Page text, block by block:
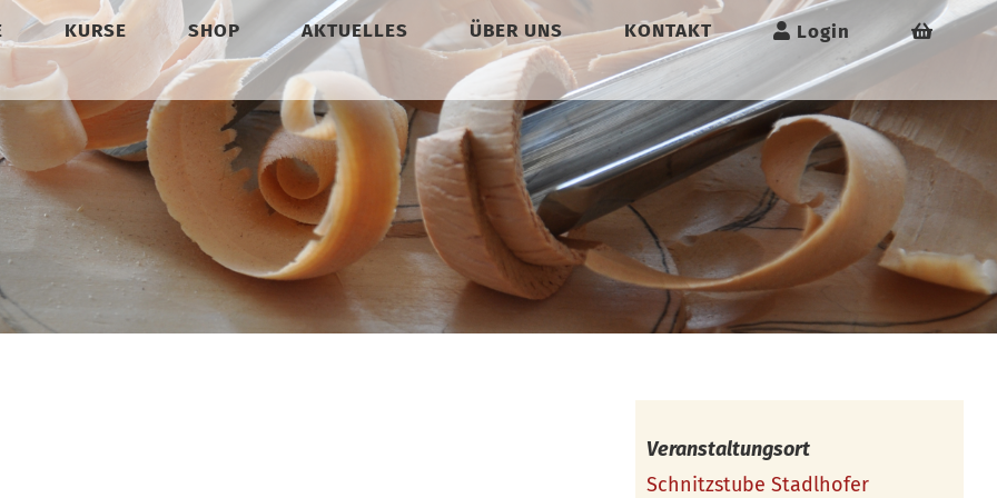
KURSE SHOP AKTUELLES ÜBER UNS KONTAKT Login
Veranstaltungsort
Schnitzstube Stadlhofer